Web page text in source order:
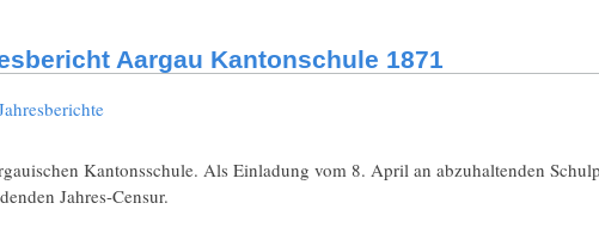
Aargau Kantonschule 1871
Kantonsschule. Als Einladung vom 8. April an abzuhaltenden
Jahres-Censur.